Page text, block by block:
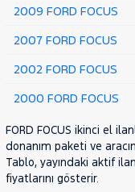
OPEL
PEUGEOT
RENAULT
SSANGYONG
SUBARU
TESLA
2009 FORD FOCUS
2007 FORD FOCUS
2002 FORD FOCUS
2000 FORD FOCUS
FORD FOCUS ikinci el
donanım paketi ve
Tablo, yayındaki aktif
fiyatlarını gösterir.